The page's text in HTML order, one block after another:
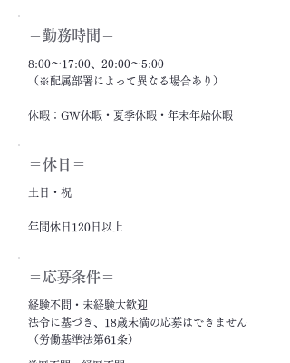
＝勤務時間＝
8:00～17:00、20:00～5:00
（※配属部署によって異なる場合あり）
休暇：GW休暇・夏季休暇・年末年始休暇
＝休日＝
土日・祝
年間休日120日以上
＝応募条件＝
経験不問・未経験大歓迎
法令に基づき、18歳未満の応募はできません
（労働基準法第61条）